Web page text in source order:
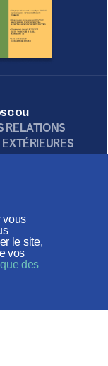
vous
le site,
vos
des
RELATIONS